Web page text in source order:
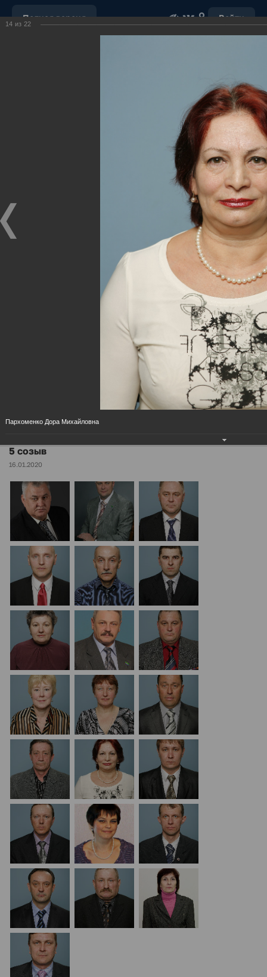
Полная версия Войти
Ханты-Мансийский район,
5 созыв
5 созыв
16.01.2020
14 из 22
Пархоменко Дора Михайловна